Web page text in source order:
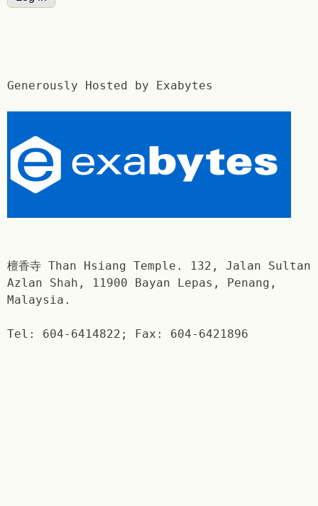
Generously Hosted by Exabytes
檀香寺 Than Hsiang Temple. 132, Jalan Sultan
Azlan Shah, 11900 Bayan Lepas, Penang,
Malaysia.
Tel: 604-6414822; Fax: 604-6421896